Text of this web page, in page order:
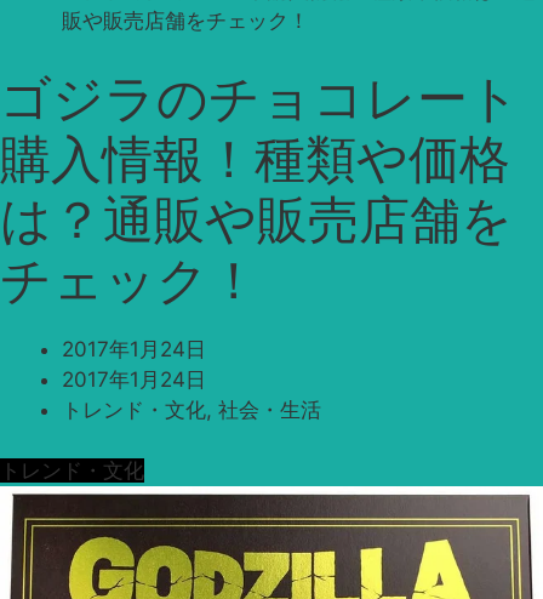
販や販売店舗をチェック！
ゴジラのチョコレート
購入情報！種類や価格
は？通販や販売店舗を
チェック！
2017年1月24日
2017年1月24日
トレンド・文化, 社会・生活
トレンド・文化